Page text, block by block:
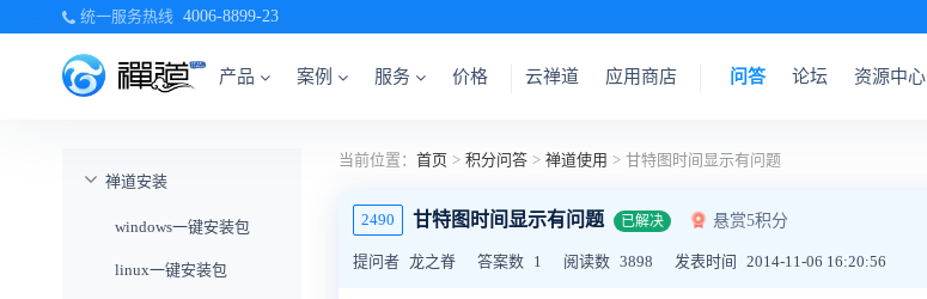
统一服务热线 4006-8899-23
产品 案例 服务 价格 云禅道 应用商店 问答 论坛 资源中心
禅道安装
windows一键安装包
linux一键安装包
当前位置： 首页 > 积分问答 > 禅道使用 > 甘特图时间显示有问题
2490 甘特图时间显示有问题 已解决 悬赏5积分
提问者 龙之脊 答案数 1 阅读数 3898 发表时间 2014-11-06 16:20:56